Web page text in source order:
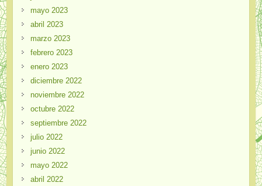
mayo 2023
abril 2023
marzo 2023
febrero 2023
enero 2023
diciembre 2022
noviembre 2022
octubre 2022
septiembre 2022
julio 2022
junio 2022
mayo 2022
abril 2022